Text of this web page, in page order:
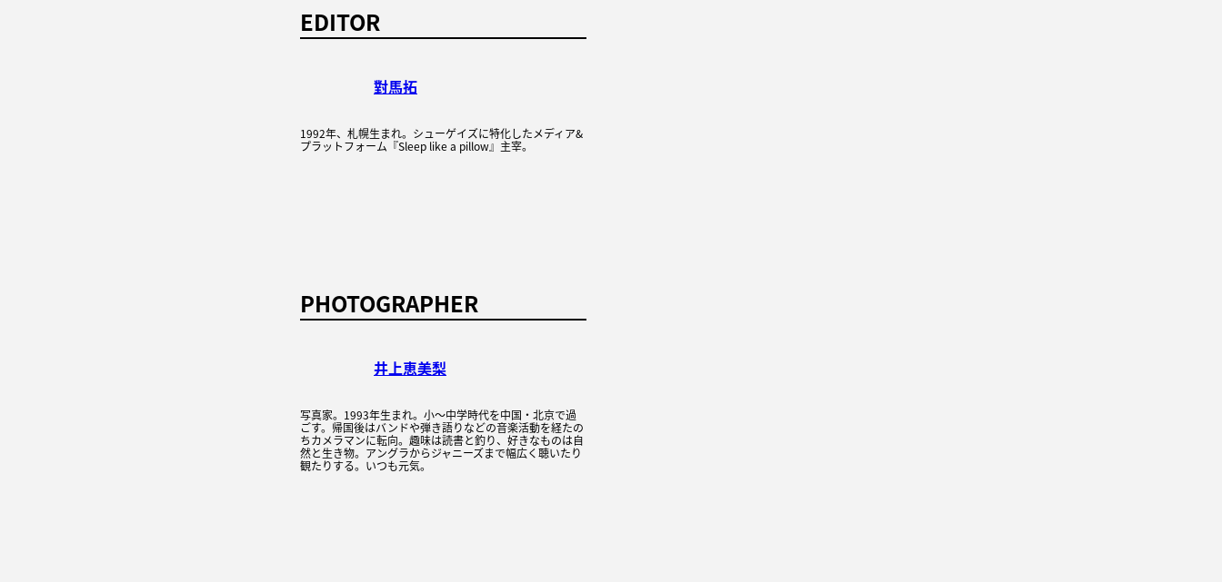
EDITOR
對馬拓
1992年、札幌生まれ。シューゲイズに特化したメディア&
プラットフォーム『Sleep like a pillow』主宰。
PHOTOGRAPHER
井上恵美梨
写真家。1993年生まれ。小〜中学時代を中国・北京で過
ごす。帰国後はバンドや弾き語りなどの音楽活動を経たの
ちカメラマンに転向。趣味は読書と釣り、好きなものは自
然と生き物。アングラからジャニーズまで幅広く聴いたり
観たりする。いつも元気。